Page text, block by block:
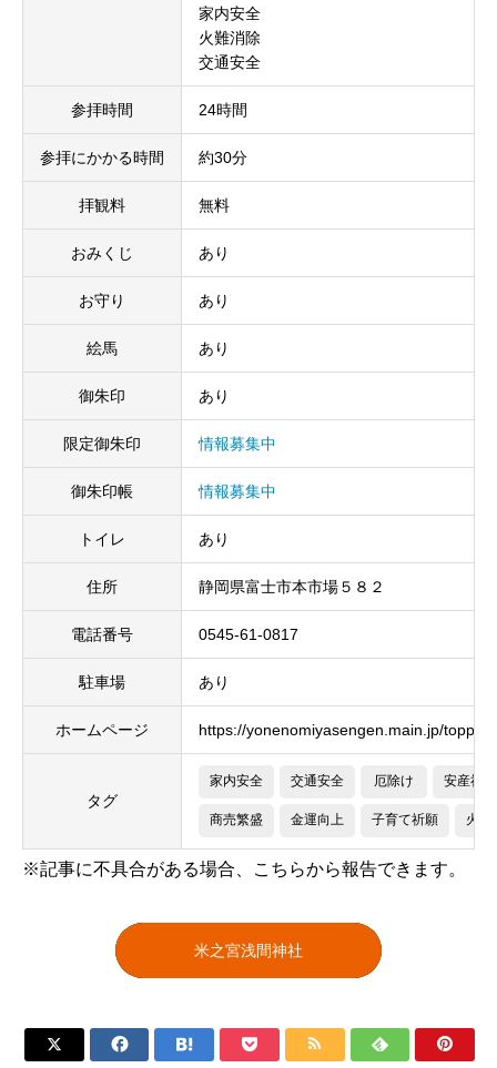
家内安全
火難消除
交通安全
参拝時間 24時間
参拝にかかる時間 約30分
拝観料 無料
おみくじ あり
お守り あり
絵馬 あり
御朱印 あり
限定御朱印 情報募集中
御朱印帳 情報募集中
トイレ あり
住所 静岡県富士市本市場５８２
電話番号 0545-61-0817
駐車場 あり
ホームページ https://yonenomiyasengen.main.jp/toppg/
タグ
家内安全 交通安全 厄除け 安産祈願
商売繁盛 金運向上 子育て祈願 火難
※記事に不具合がある場合、こちらから報告できます。
米之宮浅間神社
      